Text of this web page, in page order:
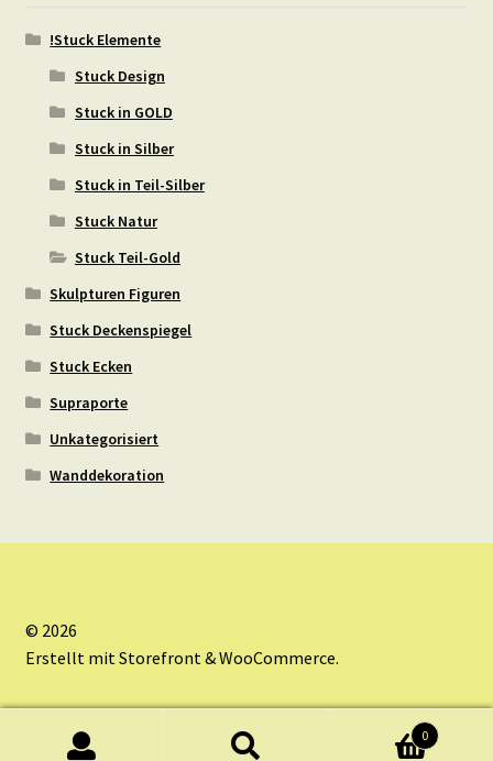
!Stuck Elemente
Stuck Design
Stuck in GOLD
Stuck in Silber
Stuck in Teil-Silber
Stuck Natur
Stuck Teil-Gold
Skulpturen Figuren
Stuck Deckenspiegel
Stuck Ecken
Supraporte
Unkategorisiert
Wanddekoration
© 2026
Erstellt mit Storefront & WooCommerce.
0